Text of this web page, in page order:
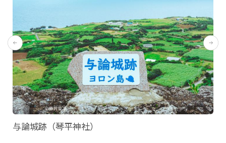
与論城跡（琴平神社）